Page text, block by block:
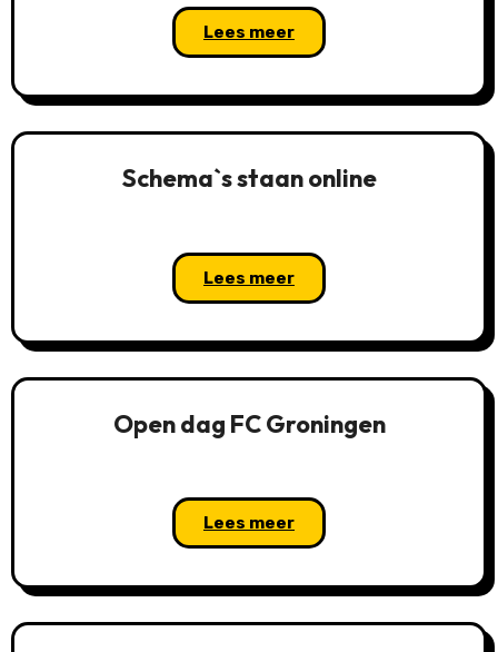
Lees meer
Schema`s staan online
Lees meer
Open dag FC Groningen
Lees meer